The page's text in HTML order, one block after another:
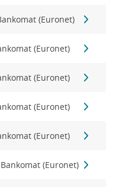
(Euronet)
(Euronet)
(Euronet)
(Euronet)
(Euronet)
Bankomat (Euronet)